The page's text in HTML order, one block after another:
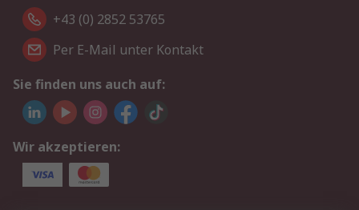
+43 (0) 2852 53765
Per E-Mail unter Kontakt
Sie finden uns auch auf:
Wir akzeptieren: